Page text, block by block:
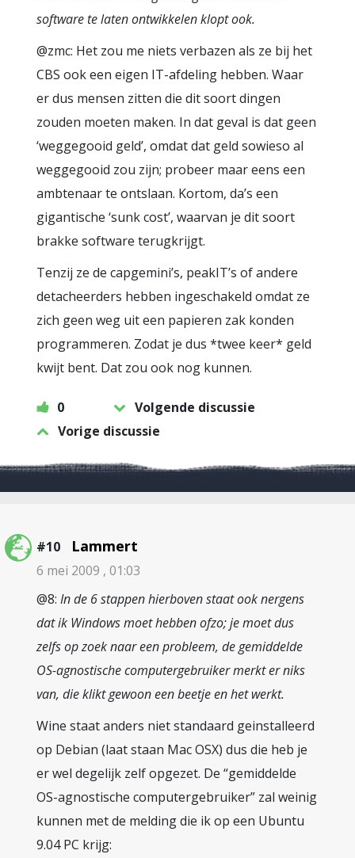
software te laten ontwikkelen klopt ook.
@zmc: Het zou me niets verbazen als ze bij het
CBS ook een eigen IT-afdeling hebben. Waar
er dus mensen zitten die dit soort dingen
zouden moeten maken. In dat geval is dat geen
‘weggegooid geld’, omdat dat geld sowieso al
weggegooid zou zijn; probeer maar eens een
ambtenaar te ontslaan. Kortom, da’s een
gigantische ‘sunk cost’, waarvan je dit soort
brakke software terugkrijgt.
Tenzij ze de capgemini’s, peakIT’s of andere
detacheerders hebben ingeschakeld omdat ze
zich geen weg uit een papieren zak konden
programmeren. Zodat je dus *twee keer* geld
kwijt bent. Dat zou ook nog kunnen.
0
Volgende discussie
Vorige discussie
#10 Lammert
6 mei 2009 , 01:03
@8: In de 6 stappen hierboven staat ook nergens
dat ik Windows moet hebben ofzo; je moet dus
zelfs op zoek naar een probleem, de gemiddelde
OS-agnostische computergebruiker merkt er niks
van, die klikt gewoon een beetje en het werkt.
Wine staat anders niet standaard geinstalleerd
op Debian (laat staan Mac OSX) dus die heb je
er wel degelijk zelf opgezet. De “gemiddelde
OS-agnostische computergebruiker” zal weinig
kunnen met de melding die ik op een Ubuntu
9.04 PC krijg: